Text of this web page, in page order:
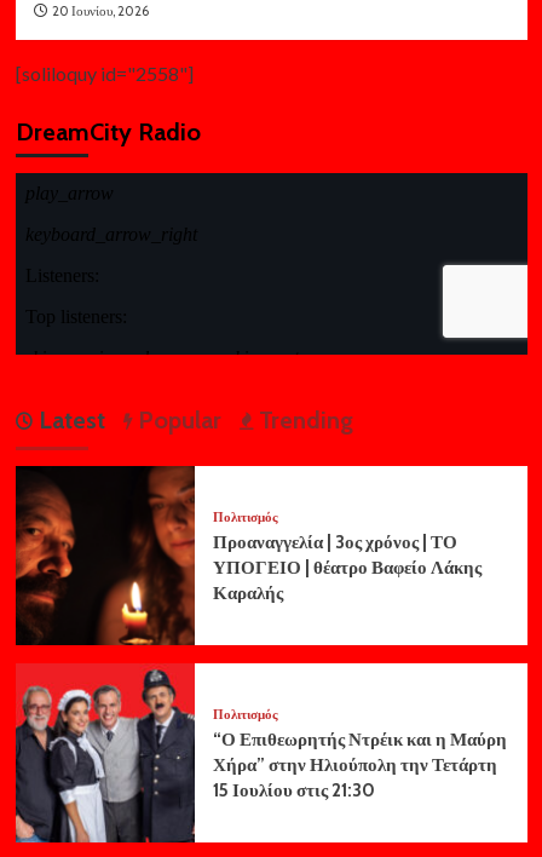
20 Ιουνίου, 2026
[soliloquy id="2558"]
DreamCity Radio
Latest Popular Trending
Πολιτισμός
Προαναγγελία | 3ος χρόνος | ΤΟ
ΥΠΟΓΕΙΟ | θέατρο Βαφείο Λάκης
Καραλής
Πολιτισμός
“Ο Επιθεωρητής Ντρέικ και η Μαύρη
Χήρα” στην Ηλιούπολη την Τετάρτη
15 Ιουλίου στις 21:30